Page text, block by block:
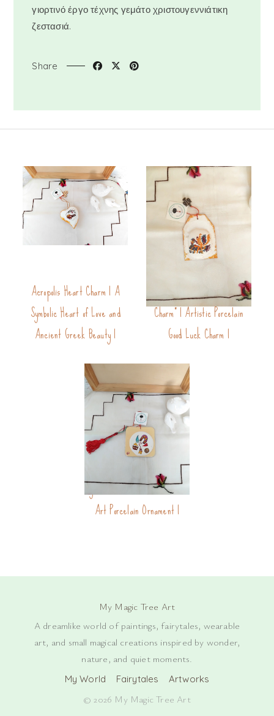
γιορτινό έργο τέχνης γεμάτο χριστουγεννιάτικη
ζεστασιά.
Share
Acropolis Heart Charm | A
Symbolic Heart of Love and
Ancient Greek Beauty |
Folklore Artwork "Rooster
Charm" | Artistic Porcelain
Good Luck Charm |
Symbols Charm | One of a Kind
Art Porcelain Ornament |
My Magic Tree Art
A dreamlike world of paintings, fairytales, wearable
art, and small magical creations inspired by wonder,
nature, and quiet moments.
My World Fairytales Artworks
© 2026 My Magic Tree Art